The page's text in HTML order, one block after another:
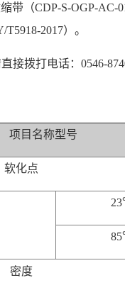
带（CDP-S-OGP-
2017）。
拨打电话：0546-
项目名称型号
软化点
密度